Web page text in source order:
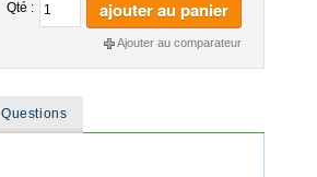
Qté : ajouter au panier
Ajouter au comparateur
Questions